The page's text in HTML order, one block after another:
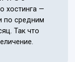
хостинга —
по средним
Так что